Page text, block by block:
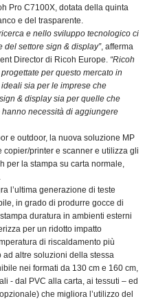
Pro C7100X, dotata della quinta
e del trasparente.
e nello sviluppo tecnologico ci
settore sign & display”, afferma
Director di Ricoh Europe. “Ricoh
per questo mercato in
sia per le imprese che
& display sia per quelle che
necessità di aggiungere
e outdoor, la nuova soluzione MP
printer e scanner e utilizza gli
per la stampa su carta normale,
l’ultima generazione di teste
in grado di produrre gocce di
duratura in ambienti esterni
per un ridotto impatto
di riscaldamento più
altre soluzioni della stessa
nei formati da 130 cm e 160 cm,
- dal PVC alla carta, ai tessuti – ed
che migliora l’utilizzo del